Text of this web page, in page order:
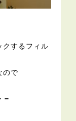
クするフィル
ので